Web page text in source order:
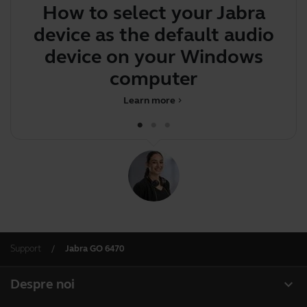
How to select your Jabra
device as the default audio
device on your Windows
computer
chevron_right
Learn more
Support Jabra GO 6470
expand_more
Despre noi